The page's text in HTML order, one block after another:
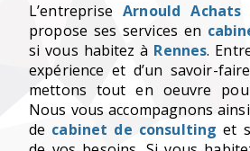
L’entrepriseArnould Achats
propose ses services en
si vous habitez à Rennes.
expérience et d’un savoir-
mettons tout en oeuvre
Nous vous accompagnons
de cabinet de consulting et